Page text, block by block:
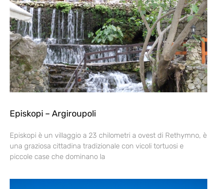
Episkopi – Argiroupoli
Episkopi è un villaggio a 23 chilometri a ovest di Rethymno, è
una graziosa cittadina tradizionale con vicoli tortuosi e
piccole case che dominano la